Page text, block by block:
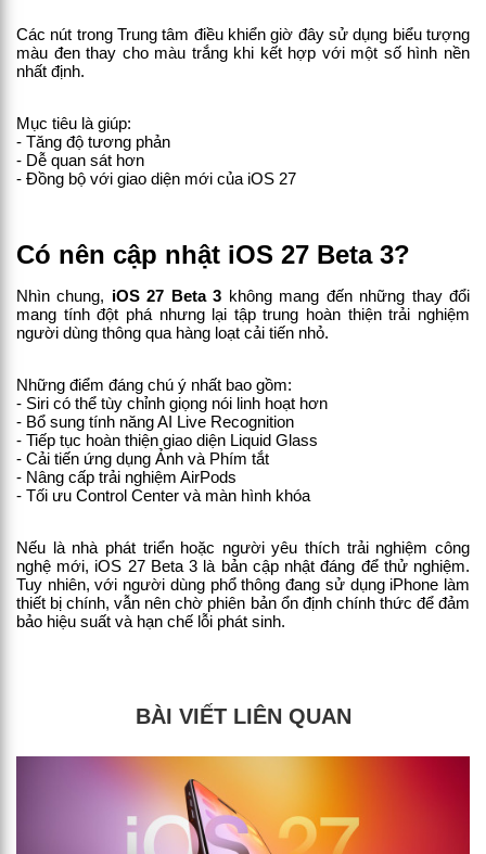
Các nút trong Trung tâm điều khiển giờ đây sử dụng biểu tượng
màu đen thay cho màu trắng khi kết hợp với một số hình nền
nhất định.
Mục tiêu là giúp:
- Tăng độ tương phản
- Dễ quan sát hơn
- Đồng bộ với giao diện mới của iOS 27
Có nên cập nhật iOS 27 Beta 3?
Nhìn chung, iOS 27 Beta 3 không mang đến những thay đổi
mang tính đột phá nhưng lại tập trung hoàn thiện trải nghiệm
người dùng thông qua hàng loạt cải tiến nhỏ.
Những điểm đáng chú ý nhất bao gồm:
- Siri có thể tùy chỉnh giọng nói linh hoạt hơn
- Bổ sung tính năng AI Live Recognition
- Tiếp tục hoàn thiện giao diện Liquid Glass
- Cải tiến ứng dụng Ảnh và Phím tắt
- Nâng cấp trải nghiệm AirPods
- Tối ưu Control Center và màn hình khóa
Nếu là nhà phát triển hoặc người yêu thích trải nghiệm công
nghệ mới, iOS 27 Beta 3 là bản cập nhật đáng để thử nghiệm.
Tuy nhiên, với người dùng phổ thông đang sử dụng iPhone làm
thiết bị chính, vẫn nên chờ phiên bản ổn định chính thức để đảm
bảo hiệu suất và hạn chế lỗi phát sinh.
BÀI VIẾT LIÊN QUAN